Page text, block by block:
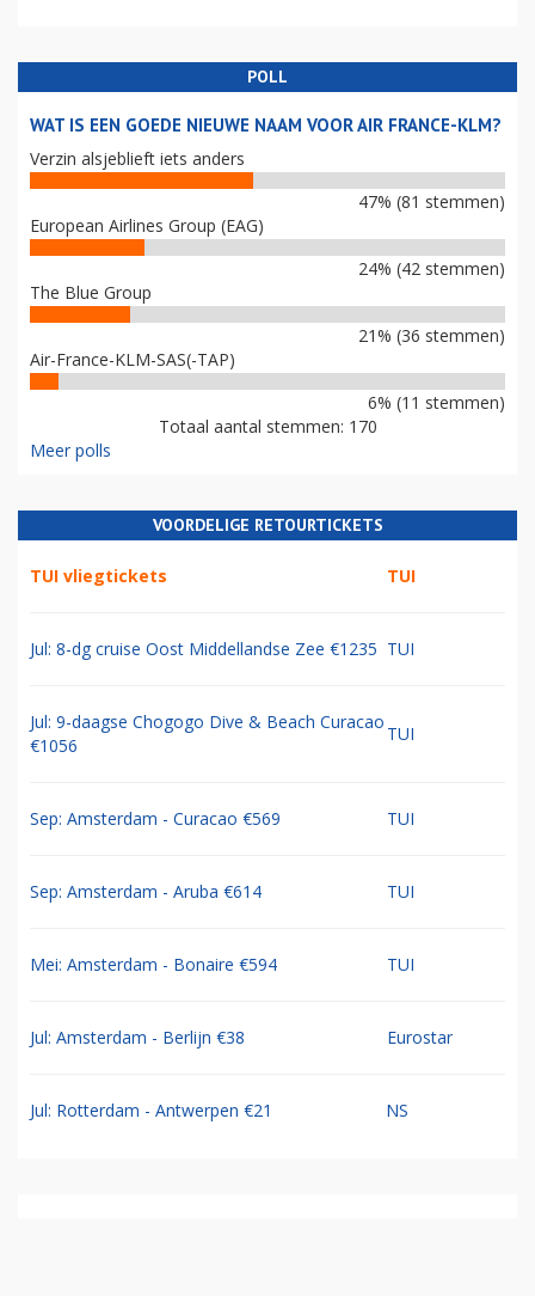
POLL
WAT IS EEN GOEDE NIEUWE NAAM VOOR AIR FRANCE-KLM?
Verzin alsjeblieft iets anders
47% (81 stemmen)
European Airlines Group (EAG)
24% (42 stemmen)
The Blue Group
21% (36 stemmen)
Air-France-KLM-SAS(-TAP)
6% (11 stemmen)
Totaal aantal stemmen: 170
Meer polls
VOORDELIGE RETOURTICKETS
TUI vliegtickets TUI
Jul: 8-dg cruise Oost Middellandse Zee €1235 TUI
Jul: 9-daagse Chogogo Dive & Beach Curacao
€1056
TUI
Sep: Amsterdam - Curacao €569 TUI
Sep: Amsterdam - Aruba €614 TUI
Mei: Amsterdam - Bonaire €594 TUI
Jul: Amsterdam - Berlijn €38 Eurostar
Jul: Rotterdam - Antwerpen €21 NS